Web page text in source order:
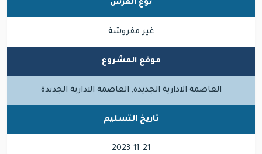
نوع الفرش
غير مفروشة
موقع المشروع
العاصمة الادارية الجديدة, العاصمة الادارية الجديدة
تاريخ التسليم
2023-11-21